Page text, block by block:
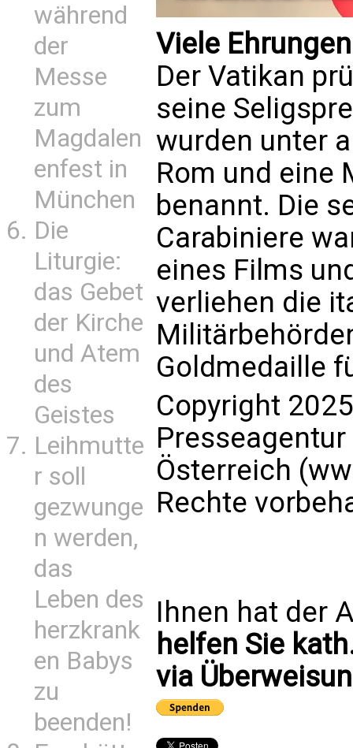
während
der
Messe
zum
Magdalen
enfest in
München
Die
Liturgie:
das Gebet
der Kirche
und Atem
des
Geistes
Leihmutte
r soll
gezwunge
n werden,
das
Leben des
herzkrank
en Babys
zu
beenden!
Viele
Der Vatikan
seine
wurden unter
Rom und eine
benannt. Die
Carabiniere
eines Films
verliehen die
Goldmedaille
Copyright
Presseagentur
Österreich
Rechte
Ihnen hat der
helfen Sie
via